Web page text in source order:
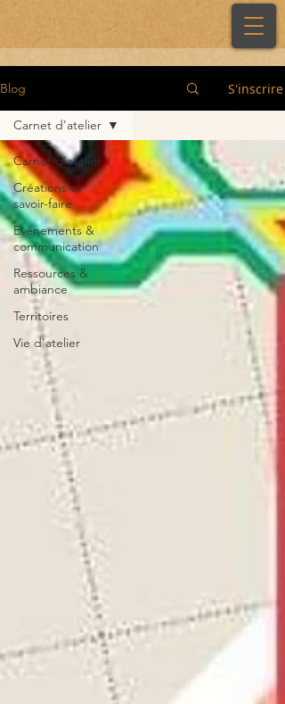
Blog S'inscrire
Carnet d'atelier
Créations et
savoir-faire
Evénements &
communication
Ressources &
ambiance
Territoires
Vie d'atelier
Carnet d'atelier